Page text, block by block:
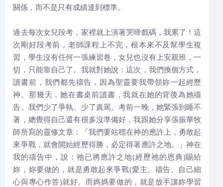
關係，而不是只有成績達到標準。
過去每次女兒段考，家裡就上演著哭啼戲碼，我累了！這
次剛好段考前，老師課程上不完，根本來不及幫學生複
習，學生沒有任何一張練習卷，女兒也沒有上安親班，一
切，只能靠自己了。我就對她說：這次，我們換個方式，
讀書前，我們都先禱告，因為聖靈要我帶領妳一起經歷
神。那幾天，她在書桌前讀書，我就在她的背後為她禱
告。我們少了爭執、少了責罵。考前一晚，她緊張到睡不
著，總覺得自己還有很多沒準備好，我跟她分享張振華牧
師所寫的靈修文章：「我們要站穩在神的應許上，勇敢起
來爭戰，就會開始經歷得勝，必定得著應許之地。」神在
我的禱告中，說：祂已將應許之地(經歷祂的恩典)賜給
妳，妳要做的，就是勇敢起來爭戰(愛主、禱告、自己細
心與專心作答)就好。而媽媽要做的，就是放手讓妳學習